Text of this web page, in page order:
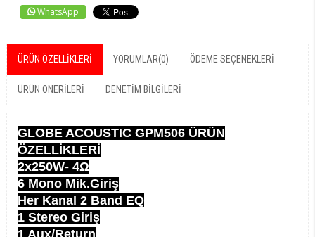
WhatsApp
ÜRÜN ÖZELLIKLERI YORUMLAR(0) ÖDEME SEÇENEKLERI
ÜRÜN ÖNERILERI DENETIM BILGILERI
GLOBE ACOUSTIC GPM506 ÜRÜN
ÖZELLİKLERİ
2x250W- 4Ω
6 Mono Mik.Giriş
Her Kanal 2 Band EQ
1 Stereo Giriş